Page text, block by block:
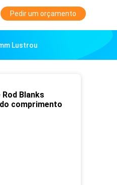
Pedir um orçamento
Lustrou
Blanks
comprimento